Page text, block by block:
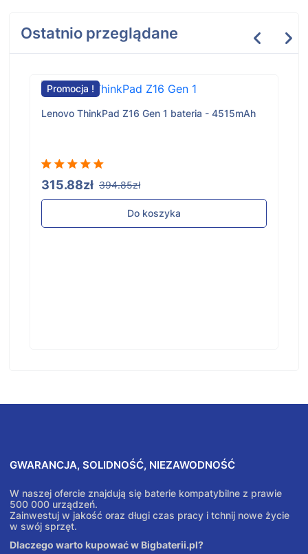
Ostatnio przeglądane
Promocja !
Lenovo ThinkPad Z16 Gen 1 bateria - 4515mAh
315.88zł 394.85zł
Do koszyka
GWARANCJA, SOLIDNOŚĆ, NIEZAWODNOŚĆ
W naszej ofercie znajdują się baterie kompatybilne z prawie
500 000 urządzeń.
Zainwestuj w jakość oraz długi czas pracy i tchnij nowe życie
w swój sprzęt.
Dlaczego warto kupować w Bigbaterii.pl?